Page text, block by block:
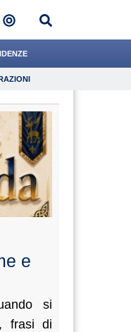
Ward Andreotti
e
si
frasi di